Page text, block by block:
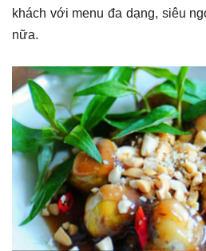
khách với menu đa dạng, siêu
nữa.